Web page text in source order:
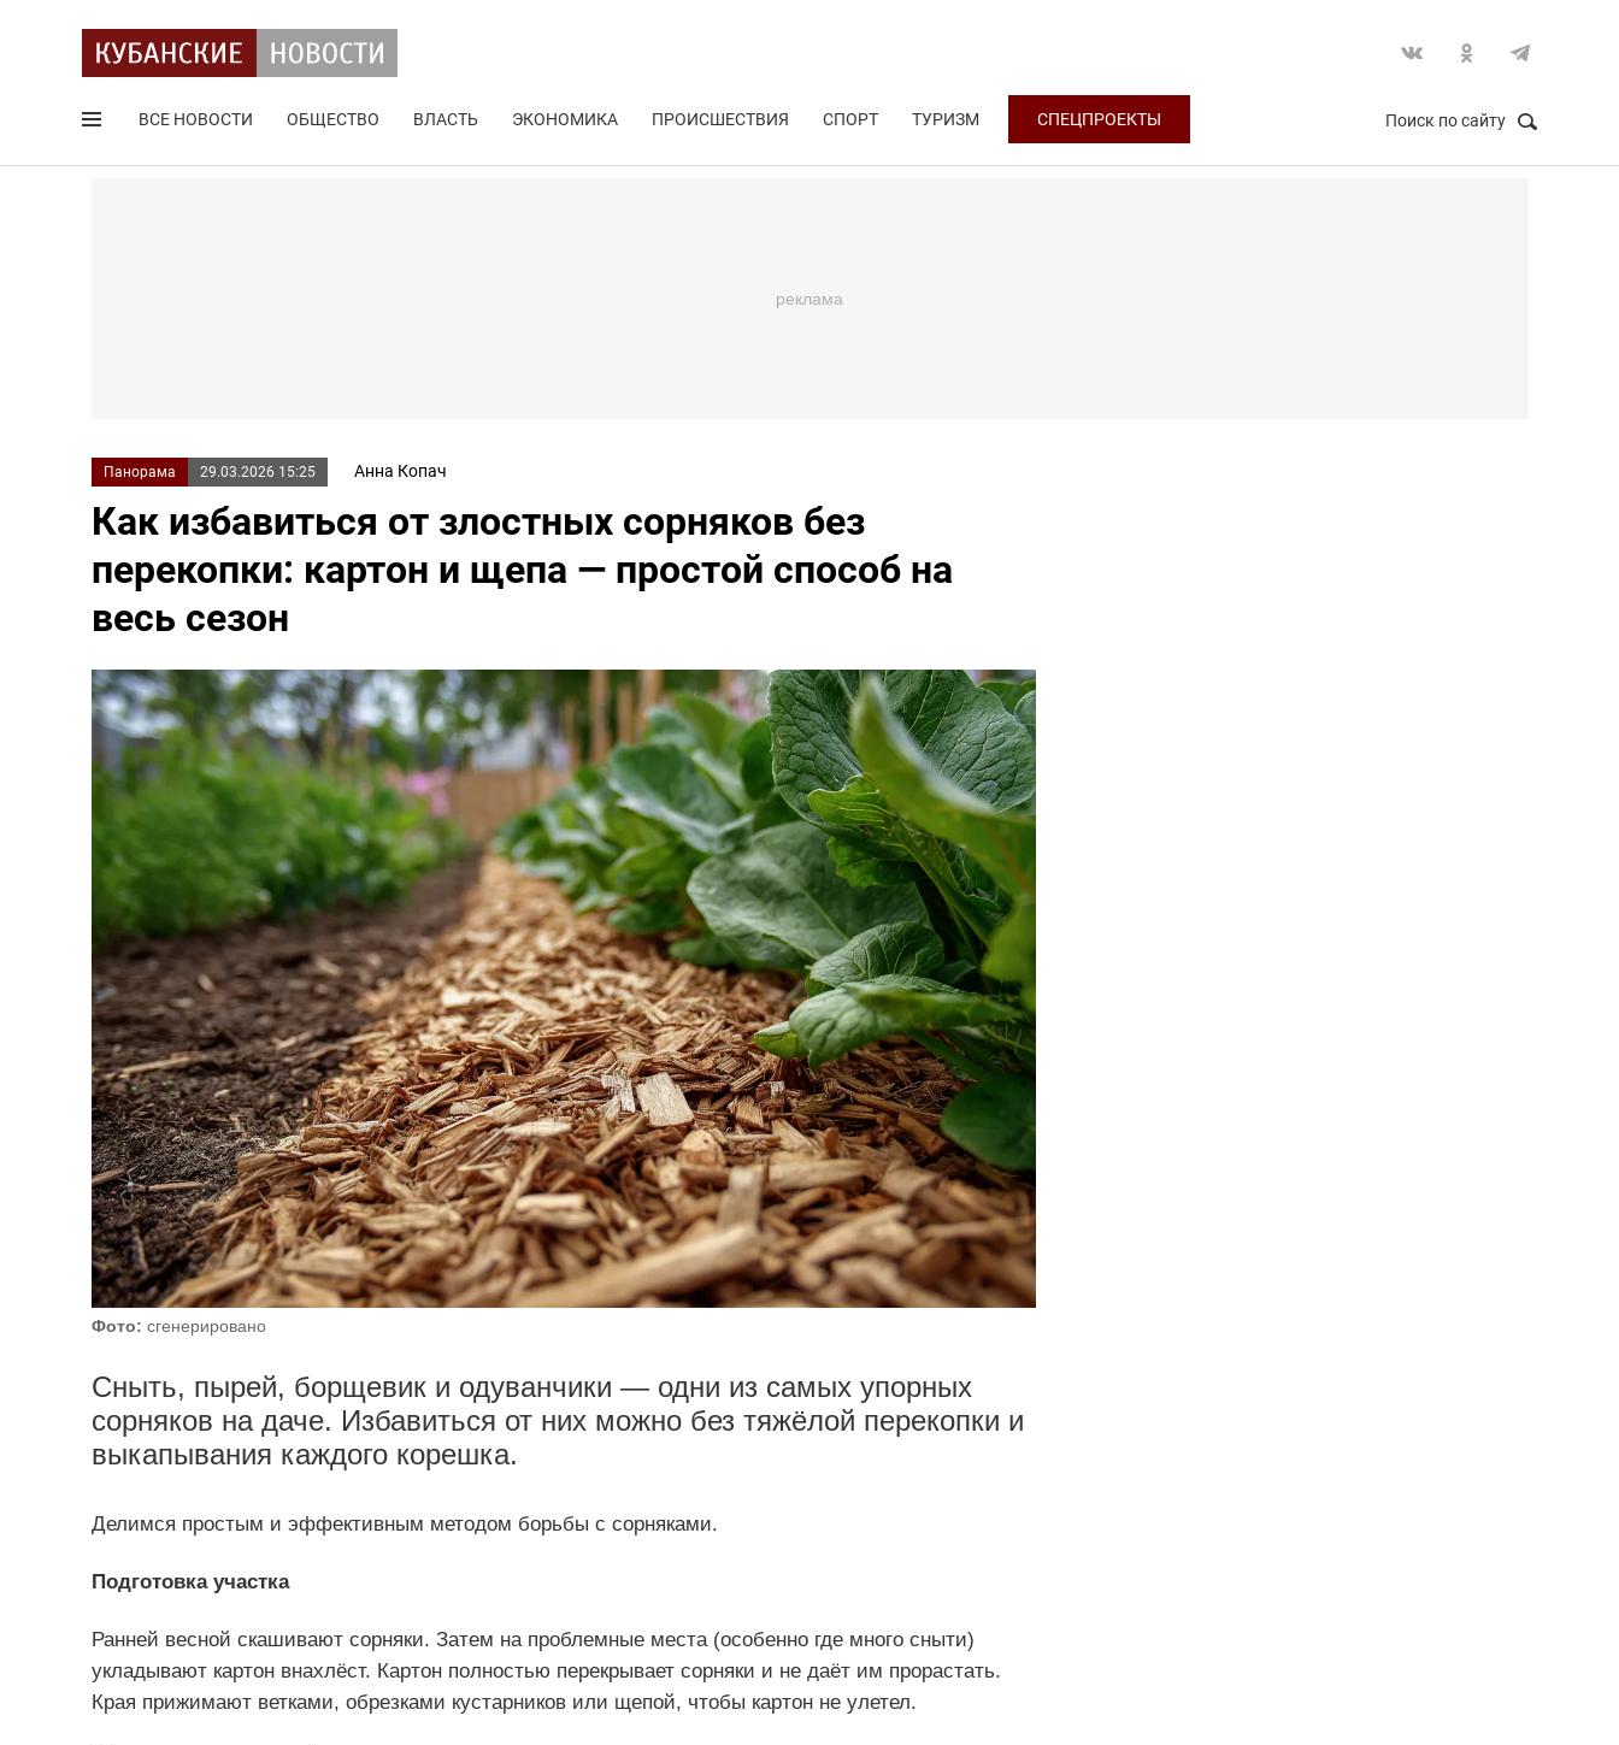
ВСЕ НОВОСТИ ОБЩЕСТВО ВЛАСТЬ ЭКОНОМИКА ПРОИСШЕСТВИЯ СПОРТ ТУРИЗМ СПЕЦПРОЕКТЫ Поиск по сайту
Панорама 29.03.2026 15:25 Анна Копач
Как избавиться от злостных сорняков без
перекопки: картон и щепа — простой способ на
весь сезон
Фото: сгенерировано
Сныть, пырей, борщевик и одуванчики — одни из самых упорных
сорняков на даче. Избавиться от них можно без тяжёлой перекопки и
выкапывания каждого корешка.
Делимся простым и эффективным методом борьбы с сорняками.
Подготовка участка
Ранней весной скашивают сорняки. Затем на проблемные места (особенно где много сныти)
укладывают картон внахлёст. Картон полностью перекрывает сорняки и не даёт им прорастать.
Края прижимают ветками, обрезками кустарников или щепой, чтобы картон не улетел.